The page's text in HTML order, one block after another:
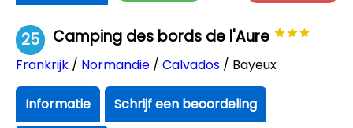
25 Camping des bords de l'Aure
Frankrijk / Normandië / Calvados / Bayeux
Informatie Schrijf een beoordeling